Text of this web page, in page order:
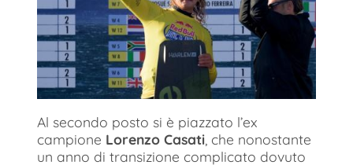
Al secondo posto si è piazzato l’ex
campione Lorenzo Casati , che nonostante
un anno di transizione complicato dovuto